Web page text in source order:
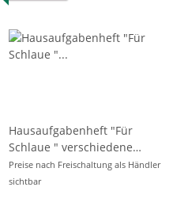
Hausaufgabenheft "Für
Schlaue " verschiedene
Motive, sortiert
Preise nach Freischaltung als Händler
sichtbar